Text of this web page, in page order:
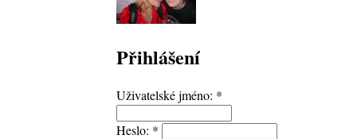
Přihlášení
Uživatelské jméno: *
Heslo: *